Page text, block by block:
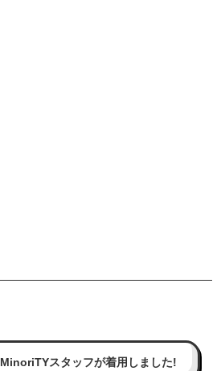
MinoriTYスタッフが着用しました!